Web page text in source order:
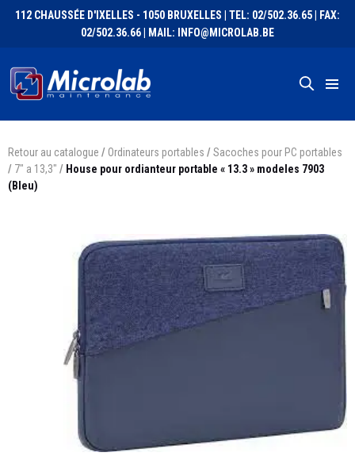
112 CHAUSSÉE D'IXELLES - 1050 BRUXELLES | TEL: 02/502.36.65 | FAX:
02/502.36.66 | MAIL: INFO@MICROLAB.BE
Retour au catalogue / Ordinateurs portables /Sacoches pour PC portables
/ 7" a 13,3" / House pour ordianteur portable « 13.3 » modeles 7903
(Bleu)